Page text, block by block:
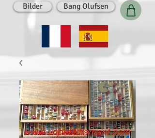
Bilder Bang Olufsen